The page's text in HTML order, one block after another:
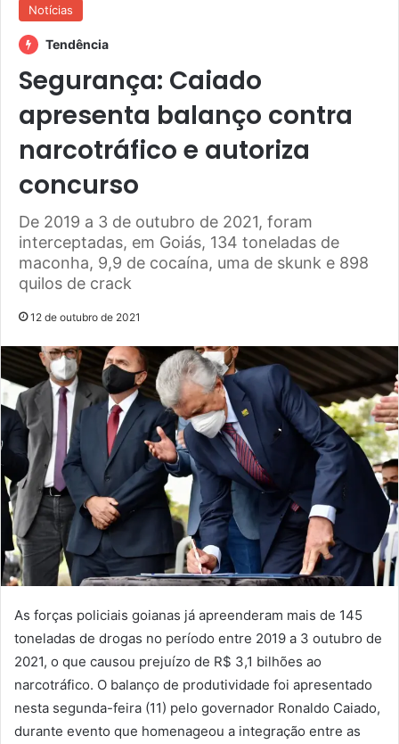
Notícias
Tendência
Segurança: Caiado
apresenta balanço contra
narcotráfico e autoriza
concurso
De 2019 a 3 de outubro de 2021, foram
interceptadas, em Goiás, 134 toneladas de
maconha, 9,9 de cocaína, uma de skunk e 898
quilos de crack
12 de outubro de 2021
As forças policiais goianas já apreenderam mais de 145
toneladas de drogas no período entre 2019 a 3 outubro de
2021, o que causou prejuízo de R$ 3,1 bilhões ao
narcotráfico. O balanço de produtividade foi apresentado
nesta segunda-feira (11) pelo governador Ronaldo Caiado,
durante evento que homenageou a integração entre as